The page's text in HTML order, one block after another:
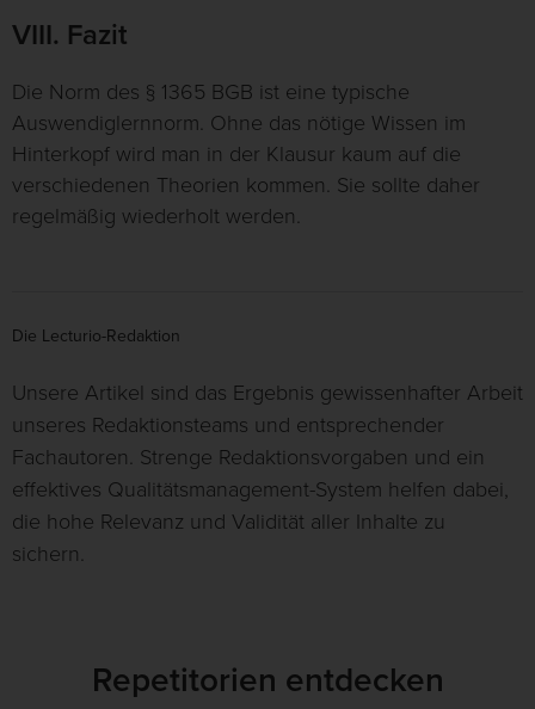
VIII. Fazit
Die Norm des § 1365 BGB ist eine typische
Auswendiglernnorm. Ohne das nötige Wissen im
Hinterkopf wird man in der Klausur kaum auf die
verschiedenen Theorien kommen. Sie sollte daher
regelmäßig wiederholt werden.
Die Lecturio-Redaktion
Unsere Artikel sind das Ergebnis gewissenhafter Arbeit
unseres Redaktionsteams und entsprechender
Fachautoren. Strenge Redaktionsvorgaben und ein
effektives Qualitätsmanagement-System helfen dabei,
die hohe Relevanz und Validität aller Inhalte zu
sichern.
Repetitorien entdecken